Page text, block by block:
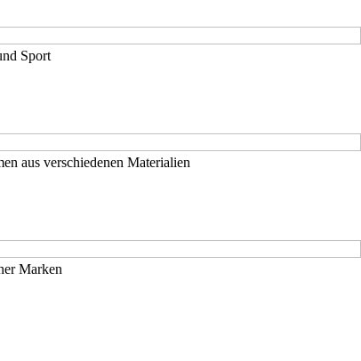
Sport
aus verschiedenen Materialien
Marken